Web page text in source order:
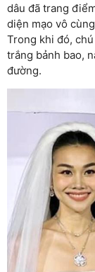
dâu đã trang
diện mạo vô
Trong khi đó,
trắng bảnh bao,
đường.